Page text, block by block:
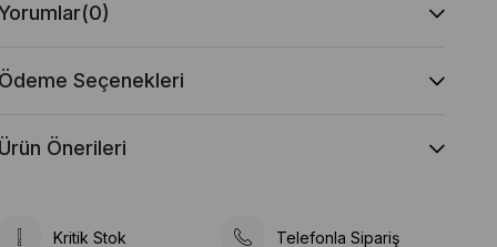
(0)
Ödeme Seçenekleri
Ürün Önerileri
Kritik Stok Telefonla Sipariş